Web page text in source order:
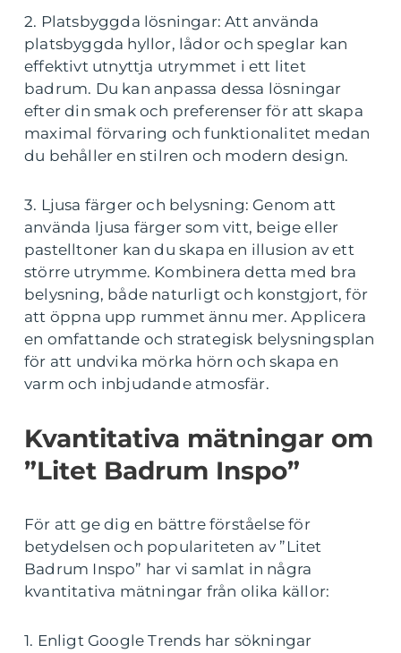
2. Platsbyggda lösningar: Att använda
platsbyggda hyllor, lådor och speglar kan
effektivt utnyttja utrymmet i ett litet
badrum. Du kan anpassa dessa lösningar
efter din smak och preferenser för att skapa
maximal förvaring och funktionalitet medan
du behåller en stilren och modern design.
3. Ljusa färger och belysning: Genom att
använda ljusa färger som vitt, beige eller
pastelltoner kan du skapa en illusion av ett
större utrymme. Kombinera detta med bra
belysning, både naturligt och konstgjort, för
att öppna upp rummet ännu mer. Applicera
en omfattande och strategisk belysningsplan
för att undvika mörka hörn och skapa en
varm och inbjudande atmosfär.
Kvantitativa mätningar om
”Litet Badrum Inspo”
För att ge dig en bättre förståelse för
betydelsen och populariteten av ”Litet
Badrum Inspo” har vi samlat in några
kvantitativa mätningar från olika källor:
1. Enligt Google Trends har sökningar